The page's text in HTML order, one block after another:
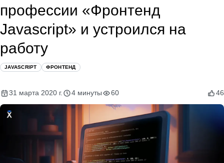
профессии «Фронтенд
Javascript» и устроился на
работу
JAVASCRIPT ФРОНТЕНД
31 марта 2020 г. 4 минуты 60 46